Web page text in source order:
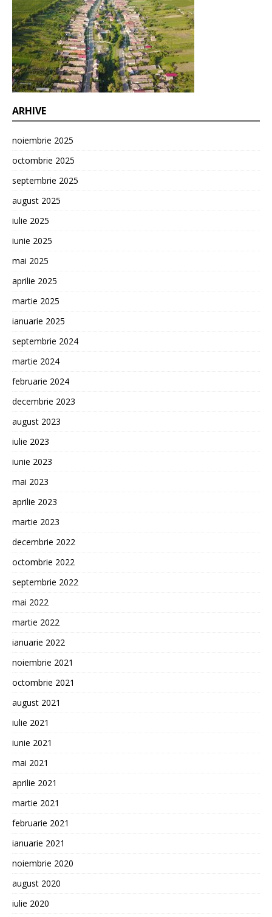
ARHIVE
noiembrie 2025
octombrie 2025
septembrie 2025
august 2025
iulie 2025
iunie 2025
mai 2025
aprilie 2025
martie 2025
ianuarie 2025
septembrie 2024
martie 2024
februarie 2024
decembrie 2023
august 2023
iulie 2023
iunie 2023
mai 2023
aprilie 2023
martie 2023
decembrie 2022
octombrie 2022
septembrie 2022
mai 2022
martie 2022
ianuarie 2022
noiembrie 2021
octombrie 2021
august 2021
iulie 2021
iunie 2021
mai 2021
aprilie 2021
martie 2021
februarie 2021
ianuarie 2021
noiembrie 2020
august 2020
iulie 2020